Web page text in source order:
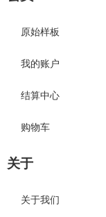
原始样板
我的账户
结算中心
购物车
关于
关于我们